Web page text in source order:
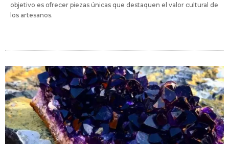
objetivo es ofrecer piezas únicas que destaquen el valor cultural de
los artesanos.